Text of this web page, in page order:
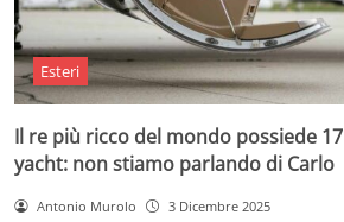
Esteri
Il re più ricco del mondo possiede
yacht: non stiamo parlando di Carlo
Antonio Murolo 3 Dicembre 2025